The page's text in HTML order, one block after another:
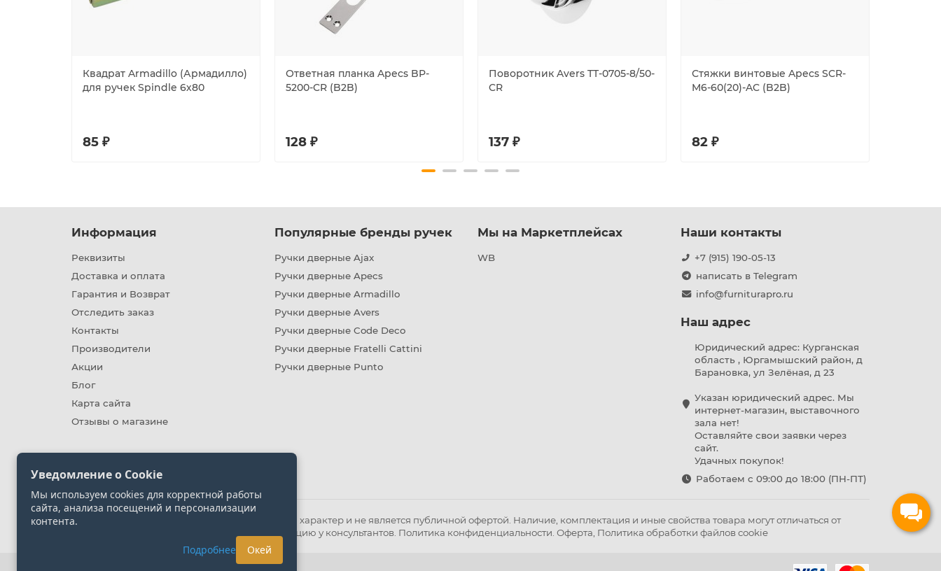
Квадрат Armadillo (Армадилло)
для ручек Spindle 6х80
85 ₽
Ответная планка Apecs BP-
5200-CR (B2B)
128 ₽
Поворотник Avers TT-0705-8/50-
CR
137 ₽
Стяжки винтовые Apecs SCR-
M6-60(20)-AC (B2B)
82 ₽
Информация
Реквизиты
Доставка и оплата
Гарантия и Возврат
Отследить заказ
Контакты
Производители
Акции
Блог
Карта сайта
Отзывы о магазине
Популярные бренды ручек
Ручки дверные Ajax
Ручки дверные Apecs
Ручки дверные Armadillo
Ручки дверные Avers
Ручки дверные Code Deco
Ручки дверные Fratelli Cattini
Ручки дверные Punto
Мы на Маркетплейсах
WB
Наши контакты
+7 (915) 190-05-13
написать в Telegram
info@furniturapro.ru
Наш адрес
Юридический адрес: Курганская
область , Юргамышский район, д
Барановка, ул Зелёная, д 23
Указан юридический адрес. Мы
интернет-магазин, выставочного
зала нет!
Оставляйте свои заявки через
сайт.
Удачных покупок!
Работаем с 09:00 до 18:00 (ПН-ПТ)
Информация на сайте носит ознакомительный характер и не является публичной офертой. Наличие, комплектация и иные свойства товара могут отличаться от
представленных на сайте. Уточняйте информацию у консультантов. Политика конфиденциальности Оферта Политика обработки файлов cookie
Уведомление о Cookie
Мы используем cookies для корректной работы
сайта, анализа посещений и персонализации
контента.
Подробнее Окей